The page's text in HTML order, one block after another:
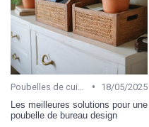
Poubelles de cuisine •
18/05/2025
Les meilleures solutions pour une
poubelle de bureau design